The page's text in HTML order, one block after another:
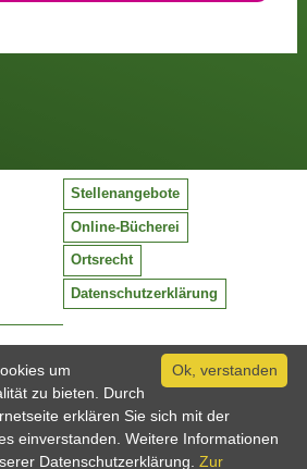
38
/ 409-0
Stellenangebote
Online-Bücherei
Ortsrecht
Datenschutzerklärung
Ok, verstanden
um
zu bieten. Durch
erklären Sie sich mit der
einverstanden. Weitere Informationen
Datenschutzerklärung. Zur